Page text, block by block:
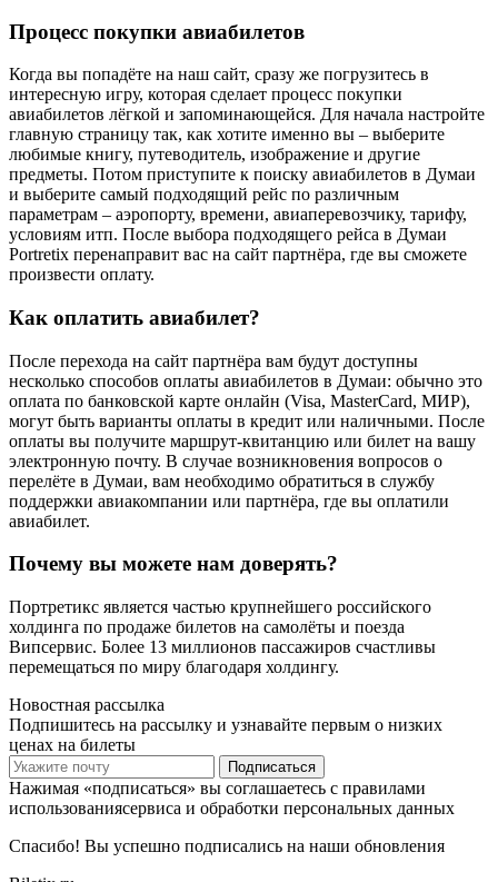
Процесс покупки авиабилетов
Когда вы попадёте на наш сайт, сразу же погрузитесь в
интересную игру, которая сделает процесс покупки
авиабилетов лёгкой и запоминающейся. Для начала настройте
главную страницу так, как хотите именно вы – выберите
любимые книгу, путеводитель, изображение и другие
предметы. Потом приступите к поиску авиабилетов в Думаи
и выберите самый подходящий рейс по различным
параметрам – аэропорту, времени, авиаперевозчику, тарифу,
условиям итп. После выбора подходящего рейса в Думаи
Portretix перенаправит вас на сайт партнёра, где вы сможете
произвести оплату.
Как оплатить авиабилет?
После перехода на сайт партнёра вам будут доступны
несколько способов оплаты авиабилетов в Думаи: обычно это
оплата по банковской карте онлайн (Visa, MasterCard, МИР),
могут быть варианты оплаты в кредит или наличными. После
оплаты вы получите маршрут-квитанцию или билет на вашу
электронную почту. В случае возникновения вопросов о
перелёте в Думаи, вам необходимо обратиться в службу
поддержки авиакомпании или партнёра, где вы оплатили
авиабилет.
Почему вы можете нам доверять?
Портретикс является частью крупнейшего российского
холдинга по продаже билетов на самолёты и поезда
Випсервис. Более 13 миллионов пассажиров счастливы
перемещаться по миру благодаря холдингу.
Новостная рассылка
Подпишитесь на рассылку и узнавайте первым о низких
ценах на билеты
Подписаться
Нажимая «подписаться» вы соглашаетесь с правилами
использованиясервиса и обработки персональных данных
Спасибо! Вы успешно подписались на наши обновления